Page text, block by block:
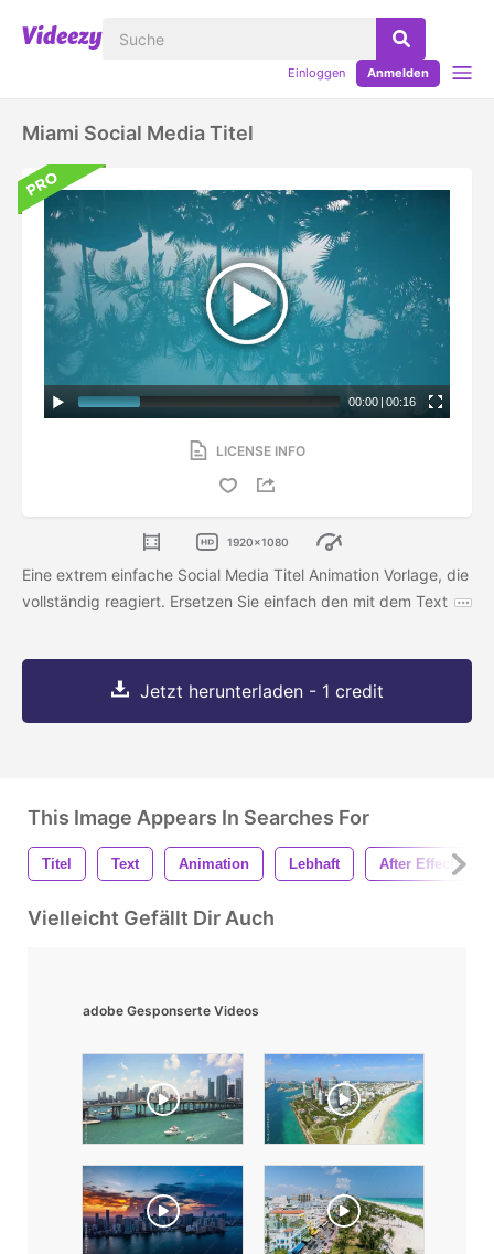
Einloggen Anmelden
Miami Social Media Titel
00:00 | 00:16
LICENSE INFO
1920x1080
Eine extrem einfache Social Media Titel Animation Vorlage, die
vollständig reagiert. Ersetzen Sie einfach den mit dem Text
Jetzt herunterladen - 1 credit
This Image Appears In Searches For
Titel Text Animation Lebhaft After Effects
Vielleicht Gefällt Dir Auch
adobe Gesponserte Videos